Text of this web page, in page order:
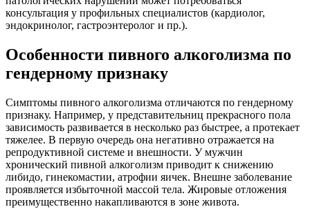
консультация у профильных специалистов (кардиолог,
эндокринолог, гастроэнтеролог и пр.).
Особенности пивного алкоголизма по
гендерному признаку
Симптомы пивного алкоголизма отличаются по гендерному
признаку. Например, у представительниц прекрасного пола
зависимость развивается в несколько раз быстрее, а протекает
тяжелее. В первую очередь она негативно отражается на
репродуктивной системе и внешности. У мужчин
хронический пивной алкоголизм приводит к снижению
либидо, гинекомастии, атрофии яичек. Внешне заболевание
проявляется избыточной массой тела. Жировые отложения
преимущественно накапливаются в зоне живота.